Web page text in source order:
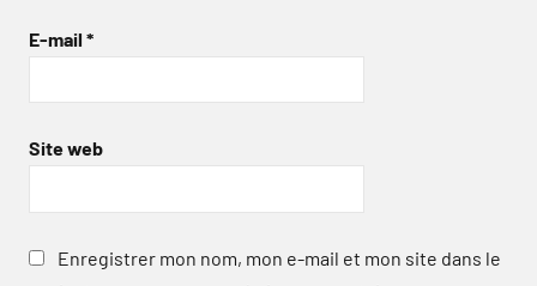
E-mail *
Site web
Enregistrer mon nom, mon e-mail et mon site dans le